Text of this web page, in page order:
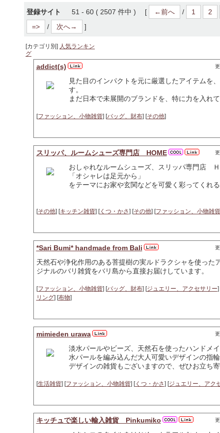
登録サイト 51 - 60 ( 2507 件中 ) [ ←前へ / 1
2
=>
/ 次へ→ ]
[カテゴリ別] 人気ランキン
グ
addict(s)
見た目のインパクトを元に厳選したアイテムを
す。
まだ日本で未展開のブランドを、特に力を入れ
[ファッション、小物雑貨] [バッグ、財布] [その他]
スリッパ、ルームシューズ専門店 HOME
おしゃれなルームシューズ、スリッパ専門店
「オシャレは足元から」
をテーマにお家や玄関などを可愛く彩ってくれ
[その他] [キッチン雑貨] [くつ・かさ] [その他] [ファッション、小物雑貨
*Sari Bumi* handmade from Bali
天然石や浄化作用のある菩提樹の実ルドラクシャを使っ
ジナルのバリ雑貨をバリ島から直接お届けしています。
[ファッション、小物雑貨] [バッグ、財布] [ジュエリー、アクセサリー]
リング] [布物]
mimieden urawa
淡水パールやビーズ、天然石を使ったハンドメ
水パールを編み込んだ大人可愛いデザインの指
デザインの雑貨もございますので、ぜひお立ち
[生活雑貨] [ファッション、小物雑貨] [くつ・かさ] [ジュエリー、アク
キッチュで楽しい輸入雑貨 Pinkumiko